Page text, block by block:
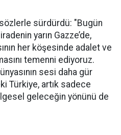
sözlerle sürdürdü: "Bugün
yarın Gazze’de,
her köşesinde adalet ve
temenni ediyoruz.
sesi daha gür
Türkiye, artık sadece
geleceğin yönünü de